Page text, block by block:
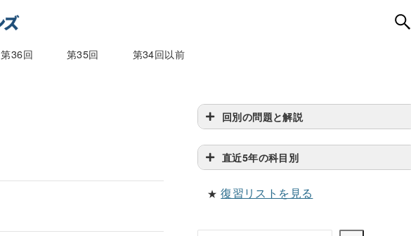
第36回 第35回 第34回以前
回別の問題と解説
直近5年の科目別
★復習リストを見る